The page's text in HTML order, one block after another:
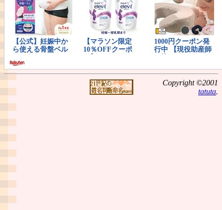
Copyright ©2001
tatuta.